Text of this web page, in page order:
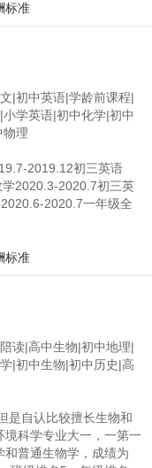
标准
|初中英语|学龄前课程|
学英语|初中化学|初中
物理
2019.12初三英语
2020.3-2020.7初三英
2020.7一年级全
标准
读|高中生物|初中地理|
|初中生物|初中历史|高
是自认比较擅长生物和
科学专业大一，一第一
普通生物学，成绩为